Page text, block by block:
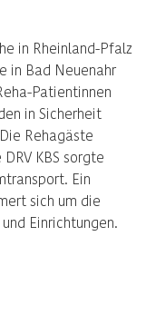
in Rheinland-Pfalz
in Bad Neuenahr
Patientinnen
in Sicherheit
Rehagäste
KBS sorgte
Ein
sich um die
Einrichtungen.